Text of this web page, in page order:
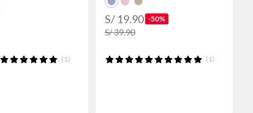
(1)
S/ 19.90 -50%
S/ 39.90
(1)